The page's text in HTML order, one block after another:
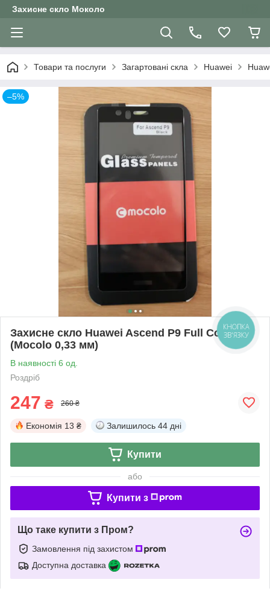
Захисне скло Moколо
Товари та послуги Загартовані скла Huawei
–5%
Захисне скло Huawei Ascend P9 Full Cover
(Mocolo 0,33 мм)
В наявності 6 од.
Роздріб
247 ₴ 260 ₴
Економія 13 ₴ Залишилось 44 дні
Купити
або
Купити з
Що таке купити з Пром?
Замовлення під захистом
Доступна доставка
КНОПКА
ЗВ'ЯЗКУ